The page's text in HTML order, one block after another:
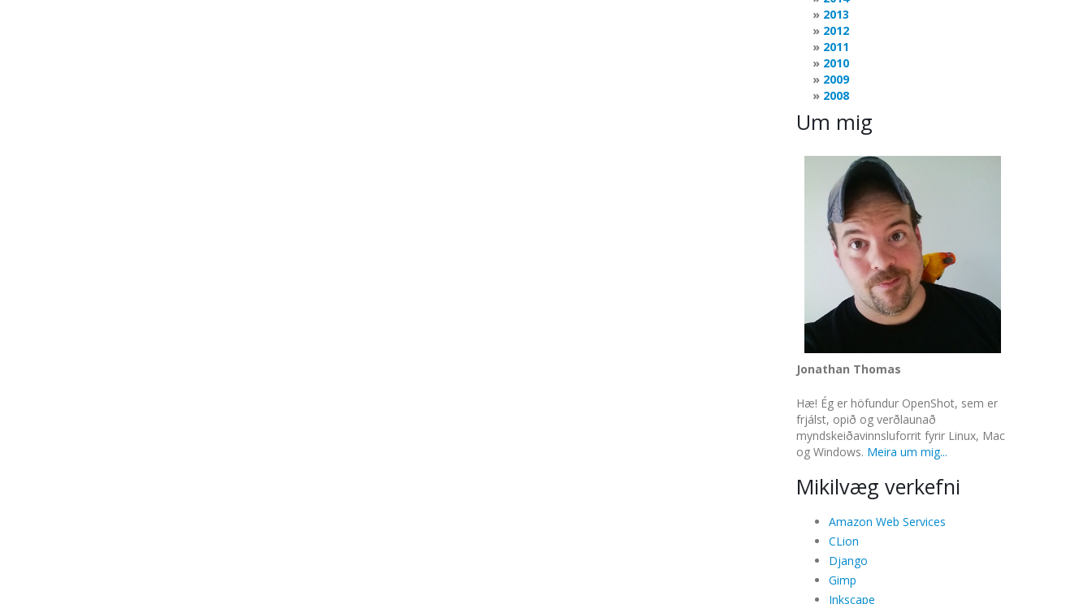
2013
2012
2011
2010
2009
2008
Um mig
Jonathan Thomas
Hæ! Ég er höfundur OpenShot, sem er
frjálst, opið og verðlaunað
myndskeiðavinnsluforrit fyrir Linux, Mac
og Windows. Meira um mig...
Mikilvæg verkefni
Amazon Web Services
CLion
Django
Gimp
Inkscape